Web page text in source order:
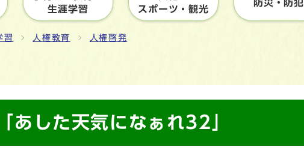
生涯学習
スポーツ・観光
防災・防犯
習 人権教育 人権啓発
あした天気になぁれ32」